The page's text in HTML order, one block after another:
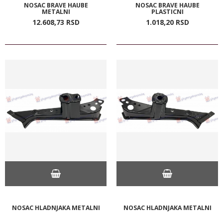
NOSAC BRAVE HAUBE
METALNI
12.608,73 RSD
NOSAC BRAVE HAUBE
PLASTICNI
1.018,20 RSD
NOSAC HLADNJAKA METALNI NOSAC HLADNJAKA METALNI